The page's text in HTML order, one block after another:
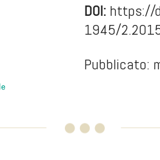
DOI: https://
1945/
Pubblicato: